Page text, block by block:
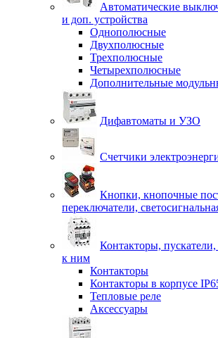
Автоматические
и доп. устройства
Однополюсные
Двухполюсные
Трехполюсные
Четырехполюсные
Дополнительные
Дифавтоматы и УЗО
Счетчики
Кнопки, кнопочные
переключатели,
Контакторы,
к ним
Контакторы
Контакторы в корпусе
Тепловые реле
Аксессуары